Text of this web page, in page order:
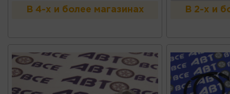
В 4-х и более магазинах В 2-х и